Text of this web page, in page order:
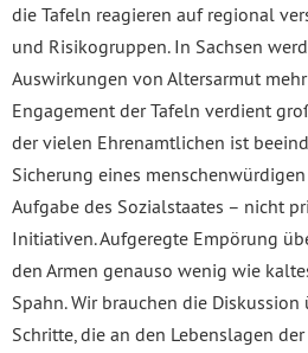
die Tafeln reagieren auf regional
und Risikogruppen. In Sachsen
Auswirkungen von Altersarmut
Engagement der Tafeln verdient
der vielen Ehrenamtlichen ist
Sicherung eines
Aufgabe des Sozialstaates – nicht
Initiativen. Aufgeregte Empörung
den Armen genauso wenig wie
Spahn. Wir brauchen die
Schritte, die an den Lebenslagen